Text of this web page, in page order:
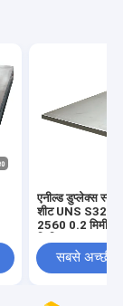
एनील्ड डुप्लेक्स
शीट UNS
2560 0.2 मिमी
सबसे अच्छी